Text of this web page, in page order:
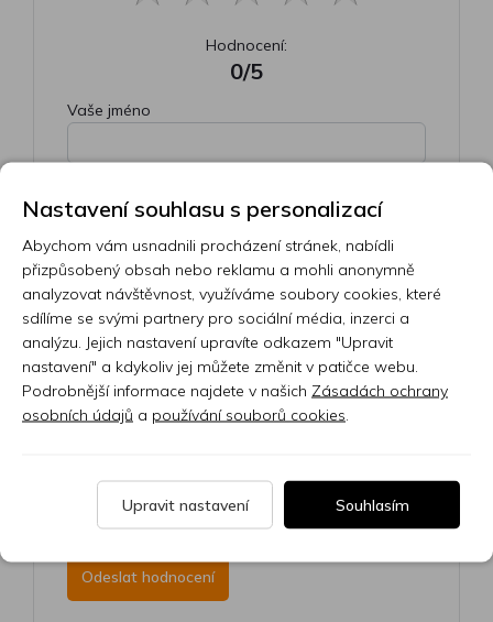
Hodnocení:
0/5
Vaše jméno
Nastavení souhlasu s personalizací
Abychom vám usnadnili procházení stránek, nabídli
přizpůsobený obsah nebo reklamu a mohli anonymně
analyzovat návštěvnost, využíváme soubory cookies, které
sdílíme se svými partnery pro sociální média, inzerci a
analýzu. Jejich nastavení upravíte odkazem "Upravit
nastavení" a kdykoliv jej můžete změnit v patičce webu.
Podrobnější informace najdete v našich Zásadách ochrany
osobních údajů a používání souborů cookies
Upravit nastavení Souhlasím